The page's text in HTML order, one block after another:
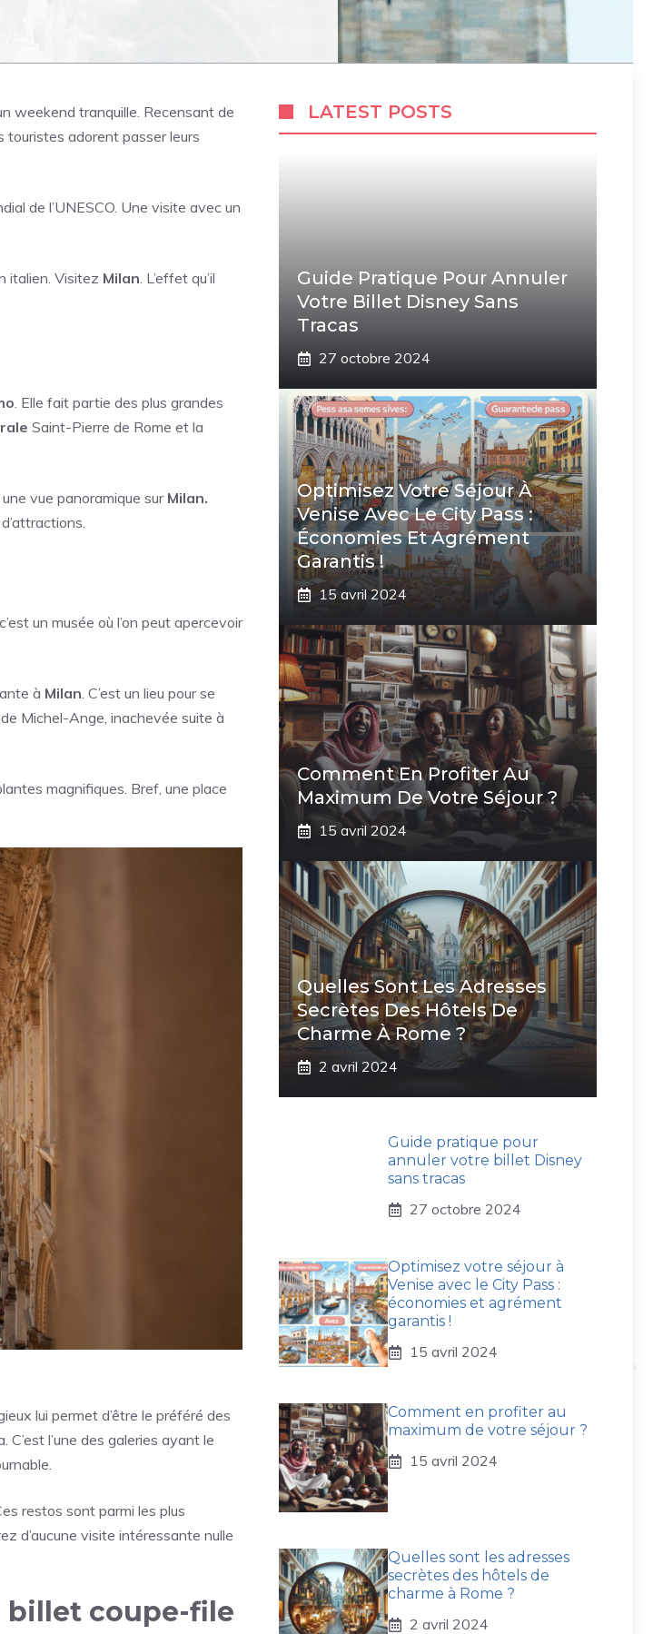
weekend tranquille. Recensant de
touristes adorent passer leurs
de l’UNESCO. Une visite avec un
italien. Visitez Milan. L’effet qu’il
. Elle fait partie des plus grandes
Saint-Pierre de Rome et la
vue panoramique surMilan.
un musée où l’on peut apercevoir
à Milan. C’est un lieu pour se
Michel-Ange, inachevée suite à
magnifiques. Bref, une place
lui permet d’être le préféré des
C’est l’une des galeries ayant le
restos sont parmi les plus
d’aucune visite intéressante nulle
billet coupe-file
LATEST POSTS
Guide Pratique Pour Annuler
Votre Billet Disney Sans
Tracas
27 octobre 2024
Optimisez Votre Séjour À
Venise Avec Le City Pass :
Économies Et Agrément
Garantis !
15 avril 2024
Comment En Profiter Au
Maximum De Votre Séjour ?
15 avril 2024
Quelles Sont Les Adresses
Secrètes Des Hôtels De
Charme À Rome ?
2 avril 2024
Guide pratique pour
annuler votre billet Disney
sans tracas
27 octobre 2024
Optimisez votre séjour à
Venise avec le City Pass :
économies et agrément
garantis !
15 avril 2024
Comment en profiter au
maximum de votre séjour ?
15 avril 2024
Quelles sont les adresses
secrètes des hôtels de
charme à Rome ?
2 avril 2024